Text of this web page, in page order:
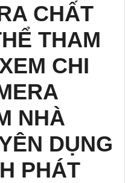
CHẤT
THAM
CHI
NHÀ
DỤNG
PHÁT